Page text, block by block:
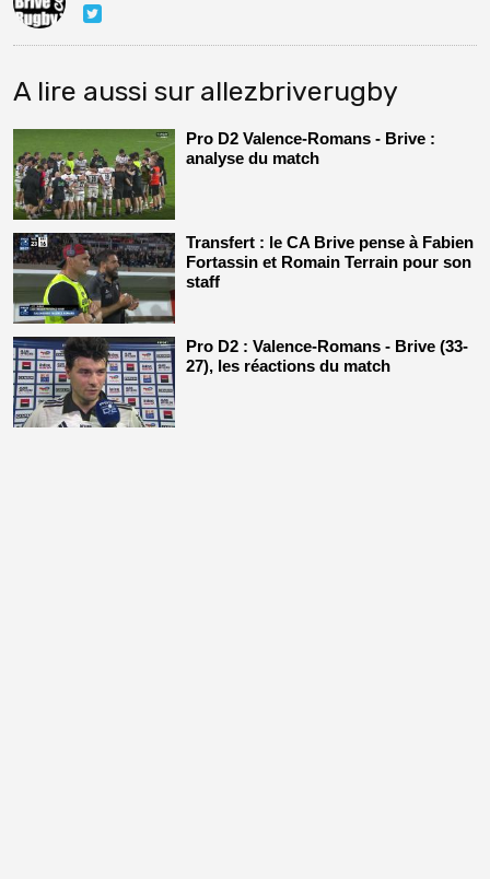
A lire aussi sur allezbriverugby
Pro D2 Valence-Romans - Brive :
analyse du match
Transfert : le CA Brive pense à Fabien
Fortassin et Romain Terrain pour son
staff
Pro D2 : Valence-Romans - Brive (33-
27), les réactions du match